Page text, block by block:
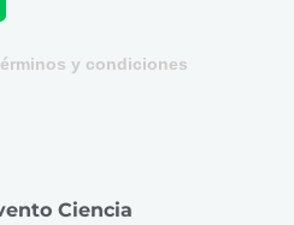
y condiciones
Ciencia